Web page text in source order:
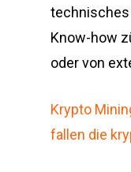
Know-how
oder von
Krypto
fallen die